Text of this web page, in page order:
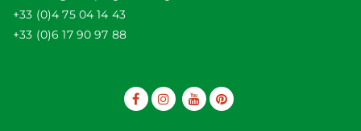
+33 (0)4 75 04 14 43
+33 (0)6 17 90 97 88